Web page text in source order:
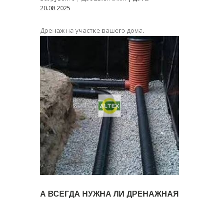
20.08.2025
Дренаж на участке вашего дома.
А ВСЕГДА НУЖНА ЛИ ДРЕНАЖНАЯ